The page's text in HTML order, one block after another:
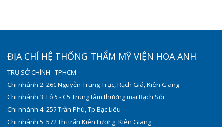
ĐỊA CHỈ HỆ THỐNG THẨM MỸ VIỆN HOA ANH
TRỤ SỞ CHÍNH - TPHCM
Chi nhánh 2: 260 Nguyễn Trung Trực, Rạch Giá, Kiên Giang
Chi nhánh 3: Lô 5 - C5 Trung tâm thương mại Rạch Sỏi
Chi nhánh 4: 257 Trần Phú, Tp Bạc Liêu
Chi nhánh 5: 572 Thị trấn Kiên Lương, Kiên Giang